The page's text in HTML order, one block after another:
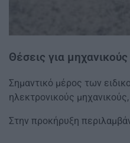
Θέσεις για
Σημαντικό μέρος των
ηλεκτρονικούς
Στην προκήρυξη